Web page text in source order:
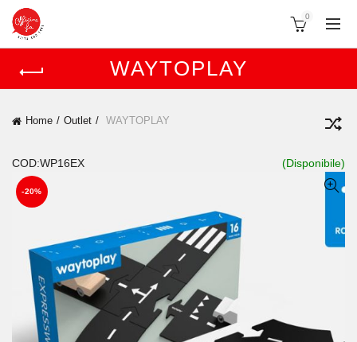
0
WAYTOPLAY
Home Outlet WAYTOPLAY
-20%
COD:WP16EX (Disponibile)